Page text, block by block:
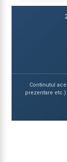
Continutul
prezentare